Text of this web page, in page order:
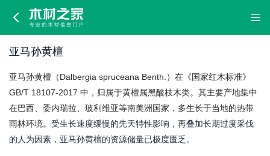
亚
马
黄
檀
亚马孙黄檀
亚马孙黄檀（Dalbergia spruceana Benth.）在《国家红木标准》
GB/T 18107-2017 中，归属于黄檀属黑酸枝木类。其主要产地集中
在巴西、委内瑞拉、玻利维亚等南美洲国家，多生长于当地的热带
雨林环境。 受生长速度缓慢的先天特性影响，再叠加长期过度采伐
的人为因素，亚马孙黄檀的资源储量已极度匮乏。